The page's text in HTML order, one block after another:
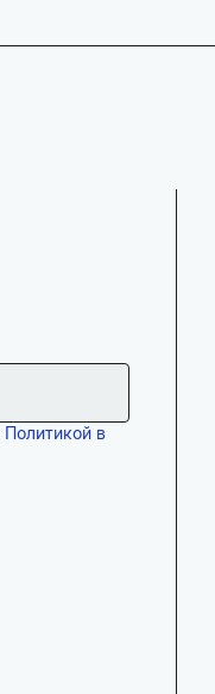
Политикой в